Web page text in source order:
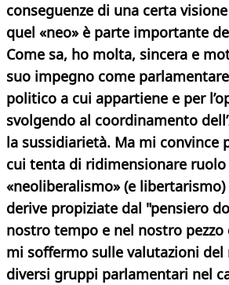
conseguenze di una certa
quel «neo» è parte importante
Come sa, ho molta, sincera e
suo impegno come
politico a cui appartiene e per
svolgendo al coordinamento
la sussidiarietà. Ma mi convince
cui tenta di ridimensionare ruolo
«neoliberalismo» (e
derive propiziate dal "pensiero
nostro tempo e nel nostro
mi soffermo sulle valutazioni
diversi gruppi parlamentari nel